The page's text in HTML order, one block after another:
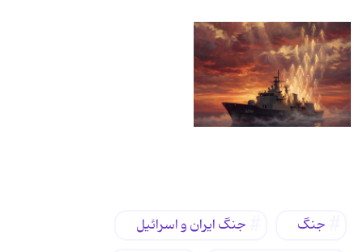
جنگ
جنگ ایران و اسرائیل